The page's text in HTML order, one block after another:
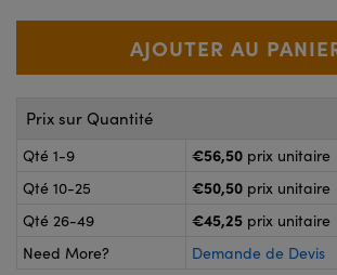
: Microscopie
Prix sur Quantité
Qté 1-9 €56,50 prix unitaire
Qté 10-25
€50,50 prix unitaire
Qté 26-49
€45,25 prix unitaire
Need More?
Demande de Devis